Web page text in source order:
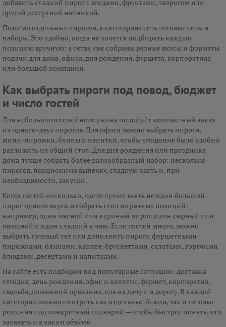
добавить сладкий пирог с ягодами, фруктами, творогом или
другой десертной начинкой.
Помимо отдельных пирогов, в категориях есть готовые сеты и
наборы. Это удобно, когда не хочется подбирать каждую
позицию вручную: в сетах уже собраны разные вкусы и форматы
подачи для дома, офиса, дня рождения, фуршета, корпоратива
или большой компании.
Как выбрать пироги под повод, бюджет
и число гостей
Для небольшого семейного ужина подойдёт компактный заказ
из одного-двух пирогов. Для офиса можно выбрать пироги,
мини-пирожки, блины и напитки, чтобы угощение было удобно
разложить на общий стол. Для дня рождения или праздника
дома лучше собрать более разнообразный набор: несколько
пирогов, порционную выпечку, сладкую часть и, при
необходимости, закуски.
Когда гостей несколько, часто лучше взять не один большой
пирог одного вкуса, а собрать стол из разных позиций:
например, один мясной или куриный пирог, один сырный или
овощной и один сладкий к чаю. Если гостей много, можно
выбрать готовый сет или дополнить пироги фуршетными
пирожками, блинами, канапе, брускеттами, салатами, горячими
блюдами, десертами и напитками.
На сайте есть подборки под популярные ситуации: доставка
сегодня, день рождения, офис и коллеги, фуршет, корпоратив,
свадьба, домашний праздник, еда на дачу и в дорогу. В каждой
категории можно смотреть как отдельные блюда, так и готовые
решения под конкретный сценарий — чтобы быстрее понять, что
заказать и в каком объёме.